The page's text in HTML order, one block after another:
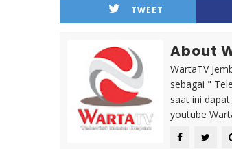
TWEET
About
WartaTV
sebagai "
saat ini
youtube